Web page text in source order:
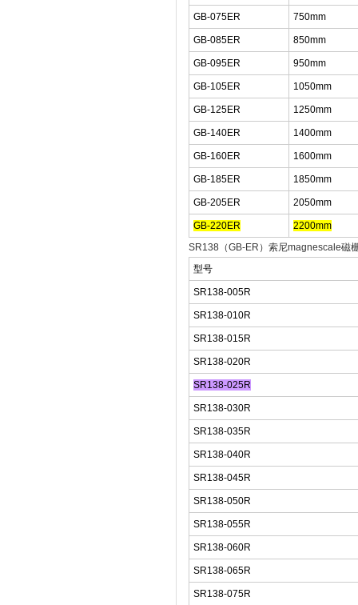
GB-075ER 750mm
GB-085ER 850mm
GB-095ER 950mm
GB-105ER 1050mm
GB-125ER 1250mm
GB-140ER 1400mm
GB-160ER 1600mm
GB-185ER 1850mm
GB-205ER 2050mm
GB-220ER
2200mm
SR138（GB-ER）索尼
型号
SR138-005R
SR138-010R
SR138-015R
SR138-020R
SR138-025R
SR138-030R
SR138-035R
SR138-040R
SR138-045R
SR138-050R
SR138-055R
SR138-060R
SR138-065R
SR138-075R